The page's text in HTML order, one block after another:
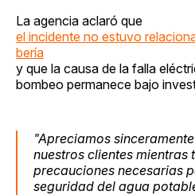
La agencia aclaró que
el incidente no estuvo
bería
y que la causa de la falla
bombeo permanece bajo
"Apreciamos
nuestros clientes mientras
precauciones necesarias
seguridad del agua